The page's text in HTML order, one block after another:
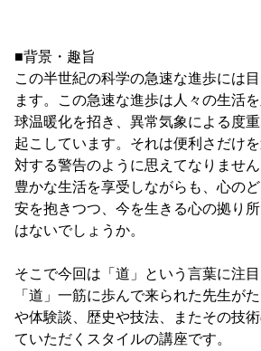
■背景・趣旨
この半世紀の科学の急速な進歩には
ます。この急速な進歩は人々の生活
球温暖化を招き、異常気象による度
起こしています。それは便利さだけ
対する警告のように思えてなりませ
豊かな生活を享受しながらも、心の
安を抱きつつ、今を生きる心の拠り
はないでしょうか。
そこで今回は「道」という言葉に注
「道」一筋に歩んで来られた先生が
や体験談、歴史や技法、またその技
ていただくスタイルの講座です。